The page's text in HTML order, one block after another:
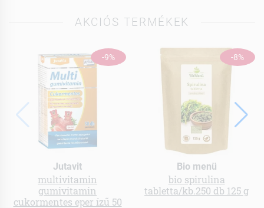
AKCIÓS TERMÉKEK
-9%
Jutavit
multivitamin
gumivitamin
cukormentes eper ízű 50
-8%
Bio menü
bio spirulina
tabletta/kb.250 db 125 g